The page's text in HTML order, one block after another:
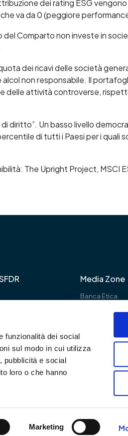
funzionalità dei social
sul modo in cui utilizza
pubblicità e social
loro o che hanno
Marketing
dei rating ESG
va da 0 (peggiore
Comparto non investe in
dei ricavi delle società
non responsabile. Il
delle attività controverse,
diritto”. Un basso livello
di tutti i Paesi per i quali
The Upright Project, MSCI
Media Zone
Banca Etica